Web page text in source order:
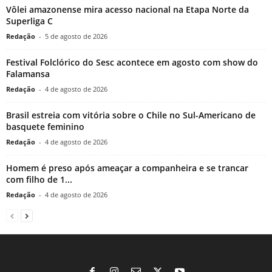
Vôlei amazonense mira acesso nacional na Etapa Norte da
Superliga C
Redação - 5 de agosto de 2026
Festival Folclórico do Sesc acontece em agosto com show do
Falamansa
Redação - 4 de agosto de 2026
Brasil estreia com vitória sobre o Chile no Sul-Americano de
basquete feminino
Redação - 4 de agosto de 2026
Homem é preso após ameaçar a companheira e se trancar
com filho de 1...
Redação - 4 de agosto de 2026